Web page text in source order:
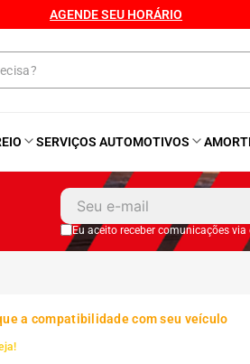
AGENDE SEU HORÁRIO
SERVIÇOS AUTOMOTIVOS
Eu aceito receber comunicações via
a compatibilidade com seu veículo